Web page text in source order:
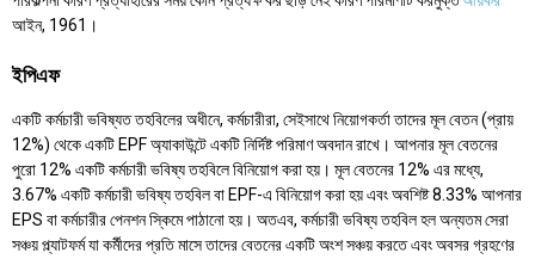
আইন, 1961।
ইপিএফ
একটি কর্মচারী ভবিষ্যত তহবিলের অধীনে, কর্মচারীরা, সেইসাথে নিয়োগকর্তা তাদের মূল বেতন (প্রায়
12%) থেকে একটি EPF অ্যাকাউন্টে একটি নির্দিষ্ট পরিমাণ অবদান রাখে। আপনার মূল বেতনের
পুরো 12% একটি কর্মচারী ভবিষ্য তহবিলে বিনিয়োগ করা হয়। মূল বেতনের 12% এর মধ্যে,
3.67% একটি কর্মচারী ভবিষ্য তহবিল বা EPF-এ বিনিয়োগ করা হয় এবং অবশিষ্ট 8.33% আপনার
EPS বা কর্মচারীর পেনশন স্কিমে পাঠানো হয়। অতএব, কর্মচারী ভবিষ্য তহবিল হল অন্যতম সেরা
সঞ্চয় প্ল্যাটফর্ম যা কর্মীদের প্রতি মাসে তাদের বেতনের একটি অংশ সঞ্চয় করতে এবং অবসর গ্রহণের